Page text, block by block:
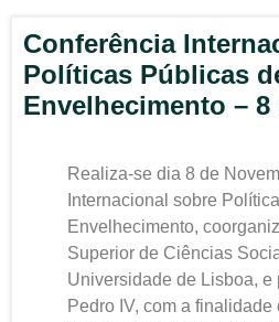
Conferência
Políticas Públicas
Envelhecimento –
Realiza-se dia 8 de
Internacional sobre
Envelhecimento,
Superior de Ciências
Universidade de Lisboa, e
Pedro IV, com a finalidade